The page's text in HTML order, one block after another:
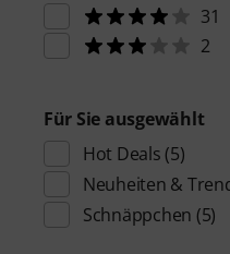
31
2
Für Sie ausgewählt
Hot Deals (5)
Neuheiten &
Schnäppchen (5)